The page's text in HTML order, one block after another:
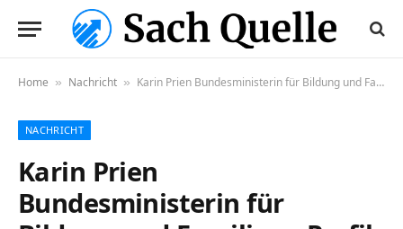
Home » Nachricht » Karin Prien Bundesministerin für Bildung und Familie — Profil, Termine und aktuelle Arbeit
NACHRICHT
Karin Prien
Bundesministerin für